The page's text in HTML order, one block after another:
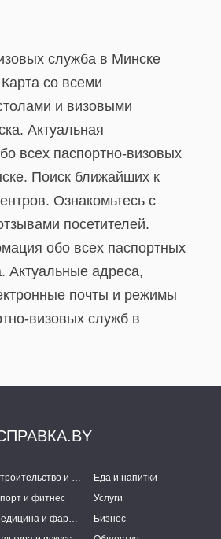
служба в Минске
со всеми
и визовыми
Актуальная
всех паспортно-визовых
Поиск ближайших к
Ознакомьтесь с
посетителей.
обо всех паспортных
Актуальные адреса,
почты и режимы
визовых служб в
Строительство и ремонт
Еда и напитки
и фитнес
Услуги
Медицина и фармацевтика
Бизнес